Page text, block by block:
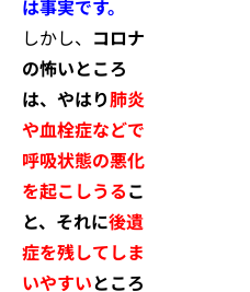
は事実です。
しかし、 コロナ
の怖いところ
は、やはり肺炎
や血栓症などで
呼吸状態の悪化
を起こしうるこ
と、それに後遺
症を残してしま
いやすいところ